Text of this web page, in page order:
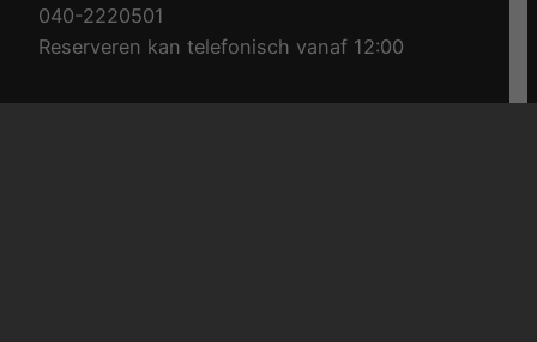
040-2220501
Reserveren kan telefonisch vanaf 12:00